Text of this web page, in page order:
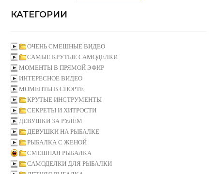
КАТЕГОРИИ
ОЧЕНЬ СМЕШНЫЕ ВИДЕО
САМЫЕ КРУТЫЕ САМОДЕЛКИ
МОМЕНТЫ В ПРЯМОЙ ЭФИР
ИНТЕРЕСНОЕ ВИДЕО
МОМЕНТЫ В СПОРТЕ
КРУТЫЕ ИНСТРУМЕНТЫ
СЕКРЕТЫ И ХИТРОСТИ
ДЕВУШКИ ЗА РУЛЁМ
ДЕВУШКИ НА РЫБАЛКЕ
РЫБАЛКА С ЖЕНОЙ
СМЕШНАЯ РЫБАЛКА
САМОДЕЛКИ ДЛЯ РЫБАЛКИ